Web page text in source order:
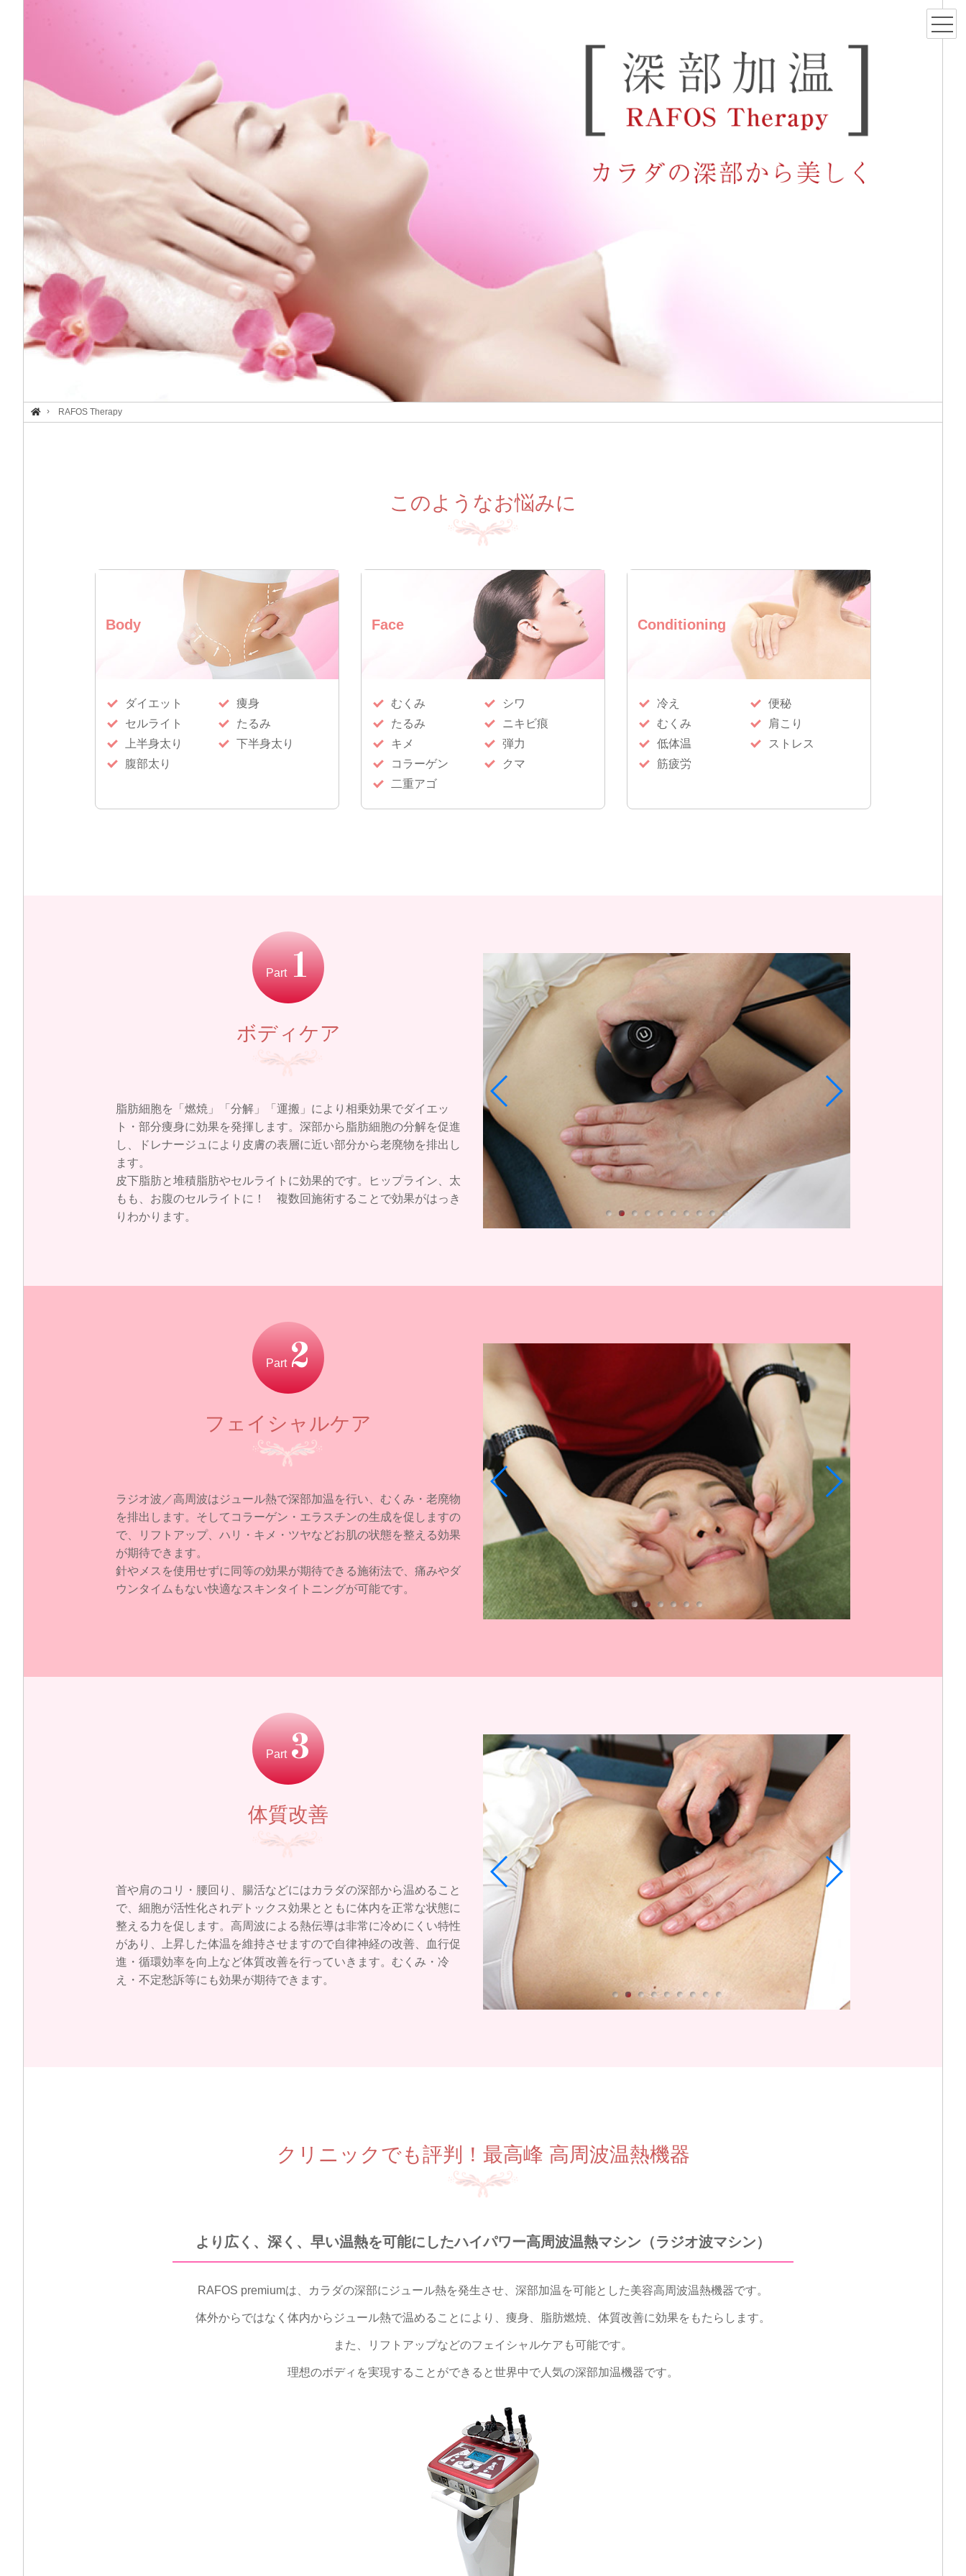
RAFOS Therapy
このようなお悩みに
Body
ダイエット
痩身
セルライト
たるみ
上半身太り
下半身太り
腹部太り
Face
むくみ
シワ
たるみ
ニキビ痕
キメ
弾力
コラーゲン
クマ
二重アゴ
Conditioning
冷え
便秘
むくみ
肩こり
低体温
ストレス
筋疲労
Part1
ボディケア
脂肪細胞を「燃焼」「分解」「運搬」により相乗効果でダイエッ
ト・部分痩身に効果を発揮します。深部から脂肪細胞の分解を促進
し、ドレナージュにより皮膚の表層に近い部分から老廃物を排出し
ます。
皮下脂肪と堆積脂肪やセルライトに効果的です。ヒップライン、太
もも、お腹のセルライトに！ 複数回施術することで効果がはっき
りわかります。
Part2
フェイシャルケア
ラジオ波／高周波はジュール熱で深部加温を行い、むくみ・老廃物
を排出します。そしてコラーゲン・エラスチンの生成を促しますの
で、リフトアップ、ハリ・キメ・ツヤなどお肌の状態を整える効果
が期待できます。
針やメスを使用せずに同等の効果が期待できる施術法で、痛みやダ
ウンタイムもない快適なスキンタイトニングが可能です。
Part3
体質改善
首や肩のコリ・腰回り、腸活などにはカラダの深部から温めること
で、細胞が活性化されデトックス効果とともに体内を正常な状態に
整える力を促します。高周波による熱伝導は非常に冷めにくい特性
があり、上昇した体温を維持させますので自律神経の改善、血行促
進・循環効率を向上など体質改善を行っていきます。むくみ・冷
え・不定愁訴等にも効果が期待できます。
クリニックでも評判！ 最高峰 高周波温熱機器
より広く、深く、早い温熱を可能にしたハイパワー高周波温熱マシン（ラジオ波マシン）
RAFOS premiumは、カラダの深部にジュール熱を発生させ、深部加温を可能とした美容高周波温熱機器です。
体外からではなく体内からジュール熱で温めることにより、痩身、脂肪燃焼、体質改善に効果をもたらします。
また、リフトアップなどのフェイシャルケアも可能です。
理想のボディを実現することができると世界中で人気の深部加温機器です。